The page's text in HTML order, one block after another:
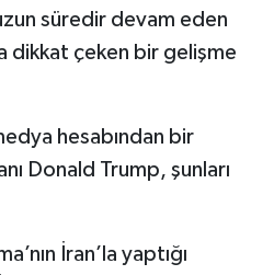
süredir devam eden
dikkat çeken bir gelişme
hesabından bir
Donald Trump, şunları
İran’la yaptığı